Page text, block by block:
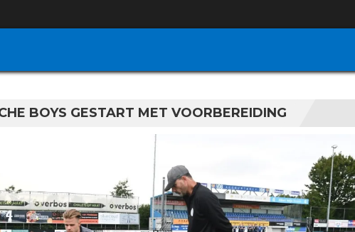
BOYS GESTART MET VOORBEREIDING